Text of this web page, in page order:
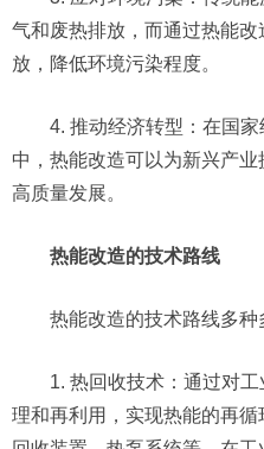
气和废热排放，而通过热能
放，降低环境污染程度。
4. 推动经济转型：在国
中，热能改造可以为新兴产
高质量发展。
热能改造的技术路线
热能改造的技术路线多种
1. 热回收技术：通过对
理和再利用，实现热能的再